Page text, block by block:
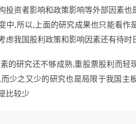
投资者影响和政策影响等外部因素
中,所以,上面的研究成果也只能看作
我国股利政策和影响因素还有待时
的研究还不够成熟,重股票股利而轻
少之又少的研究也是局限于我国主
比较少